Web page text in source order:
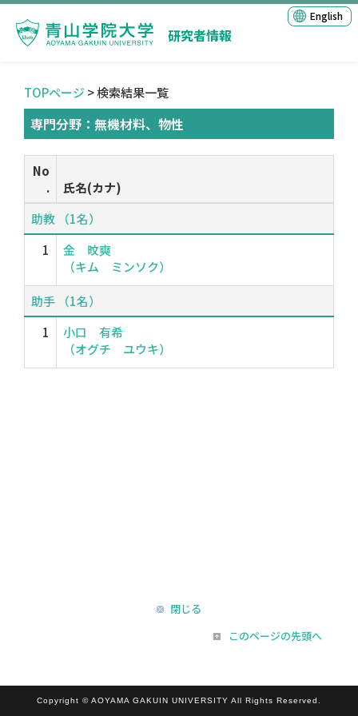
研究者情報
English
TOPページ > 検索結果一覧
専門分野：無機材料、物性
No
.
氏名(カナ)
助教 （1名）
1
金 旼奭
（キム ミンソク）
助手 （1名）
1
小口 有希
（オグチ ユウキ）
閉じる
このページの先頭へ
Copyright © AOYAMA GAKUIN UNIVERSITY All Rights Reserved.